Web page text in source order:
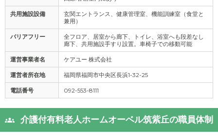
共用施設設備
玄関エントランス、健康管理室、機能訓練室（食堂と
兼用）
バリアフリー
全フロア、居室から廊下、トイレ、浴室へも段差なし
廊下、共用施設手すり設置。車椅子での移動可能
運営事業者名 ケアユー 株式会社
運営者所在地 福岡県福岡市中央区長浜1-32-25
電話番号 092-553-8111
介護付有料老人ホームオーベル筑紫丘の職員体制